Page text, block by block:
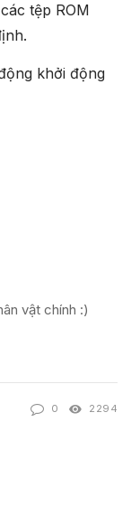
tệp ROM
khởi động
vật chính :)
0 2294